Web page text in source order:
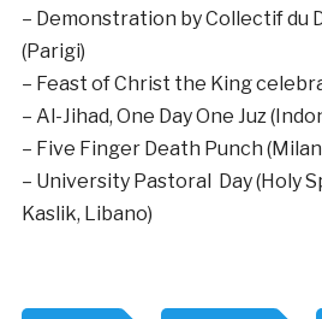
– Demonstration by Collectif du
(Parigi)
– Feast of Christ the King
– Al-Jihad, One Day One Juz
– Five Finger Death Punch
– University Pastoral Day (Holy
Kaslik, Libano)